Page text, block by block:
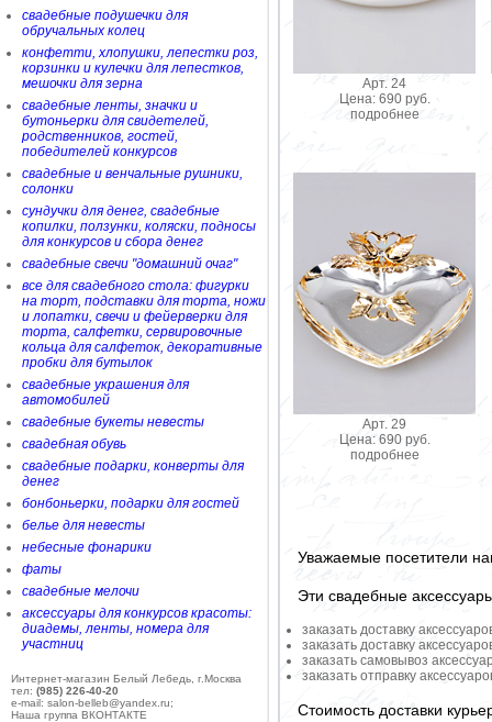
свадебные подушечки для
обручальных колец
конфетти, хлопушки, лепестки роз,
корзинки и кулечки для лепестков,
мешочки для зерна
свадебные ленты, значки и
бутоньерки для свидетелей,
родственников, гостей,
победителей конкурсов
свадебные и венчальные рушники,
солонки
сундучки для денег, свадебные
копилки, ползунки, коляски, подносы
для конкурсов и сбора денег
свадебные свечи "домашний очаг"
все для свадебного стола: фигурки
на торт, подставки для торта, ножи
и лопатки, свечи и фейерверки для
торта, салфетки, сервировочные
кольца для салфеток, декоративные
пробки для бутылок
свадебные украшения для
автомобилей
свадебные букеты невесты
свадебная обувь
свадебные подарки, конверты для
денег
бонбоньерки, подарки для гостей
белье для невесты
небесные фонарики
фаты
свадебные мелочи
аксессуары для конкурсов красоты:
диадемы, ленты, номера для
участниц
Интернет-магазин Белый Лебедь, г.Москва
тел: (985) 226-40-20
e-mail: salon-belleb@yandex.ru;
Наша группа ВКОНТАКТЕ
Арт. 24
Цена: 690 руб.
подробнее
Арт. 29
Цена: 690 руб.
подробнее
Уважаемые посетители
Эти свадебные
заказать доставку
заказать доставку
заказать самовывоз
заказать отправку
Стоимость доставки